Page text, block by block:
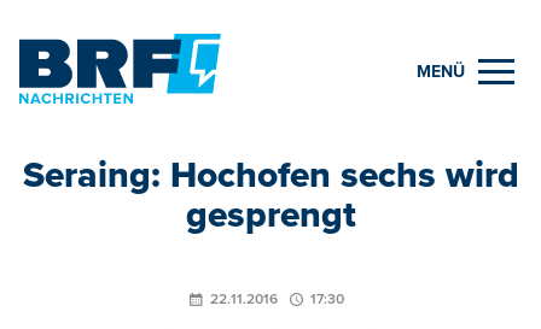
MENÜ
Seraing: Hochofen sechs wird
gesprengt
22.11.2016 17:30